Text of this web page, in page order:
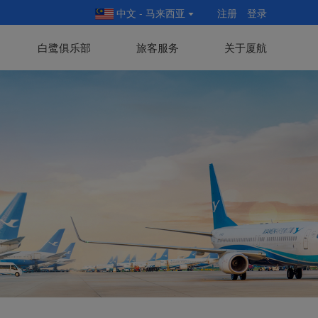
中文 - 马来西亚 注册 登录
白鹭俱乐部 旅客服务 关于厦航